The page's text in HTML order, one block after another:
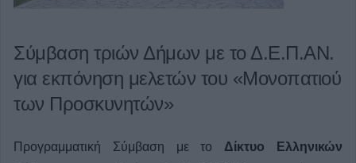
Σύμβαση τριών Δήμων με το Δ.Ε.Π.ΑΝ.
για εκπόνηση μελετών του «Μονοπατιού
των Προσκυνητών»
Προγραμματική Σύμβαση με το Δίκτυο Ελληνικών